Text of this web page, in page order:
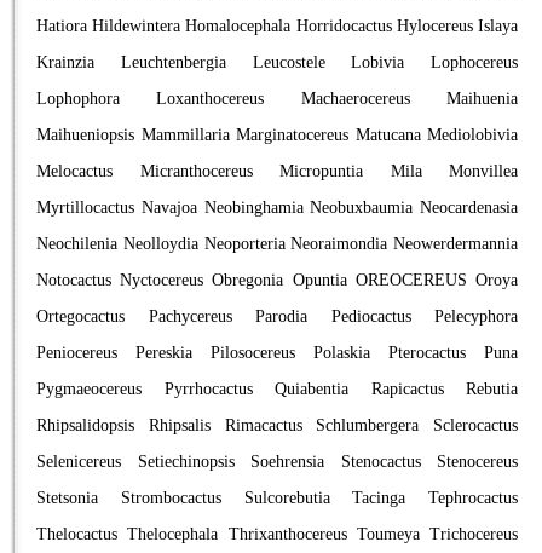
Hatiora Hildewintera Homalocephala Horridocactus Hylocereus Islaya
Krainzia
Leuchtenbergia Leucostele Lobivia
Lophocereus
Lophophora
Loxanthocereus Machaerocereus
Maihuenia
Maihueniopsis Mammillaria Marginatocereus Matucana Mediolobivia
Melocactus
Micranthocereus Micropuntia Mila
Monvillea
Myrtillocactus Navajoa Neobinghamia Neobuxbaumia Neocardenasia
Neochilenia Neolloydia Neoporteria Neoraimondia Neowerdermannia
Notocactus Nyctocereus Obregonia Opuntia OREOCEREUS Oroya
Ortegocactus
Pachycereus Parodia Pediocactus
Pelecyphora
Peniocereus
Pereskia Pilosocereus Polaskia Pterocactus
Puna
Pygmaeocereus
Pyrrhocactus Quiabentia Rapicactus
Rebutia
Rhipsalidopsis
Rhipsalis Rimacactus Schlumbergera
Sclerocactus
Selenicereus
Setiechinopsis Soehrensia Stenocactus
Stenocereus
Stetsonia
Strombocactus Sulcorebutia Tacinga
Tephrocactus
Thelocactus Thelocephala Thrixanthocereus Toumeya Trichocereus